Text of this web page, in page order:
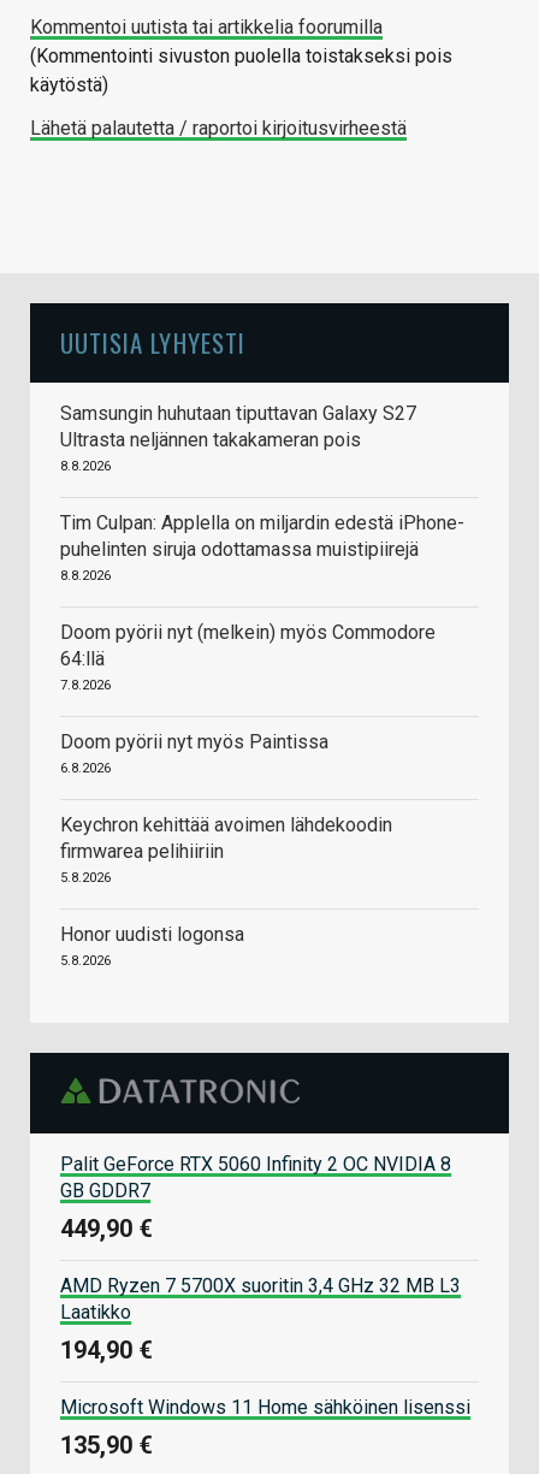
Kommentoi uutista tai artikkelia foorumilla
(Kommentointi sivuston puolella toistakseksi pois
käytöstä)
Lähetä palautetta / raportoi kirjoitusvirheestä
UUTISIA LYHYESTI
Samsungin huhutaan tiputtavan Galaxy S27
Ultrasta neljännen takakameran pois
8.8.2026
Tim Culpan: Applella on miljardin edestä iPhone-
puhelinten siruja odottamassa muistipiirejä
8.8.2026
Doom pyörii nyt (melkein) myös Commodore
64:llä
7.8.2026
Doom pyörii nyt myös Paintissa
6.8.2026
Keychron kehittää avoimen lähdekoodin
firmwarea pelihiiriin
5.8.2026
Honor uudisti logonsa
5.8.2026
Palit GeForce RTX 5060 Infinity 2 OC NVIDIA 8
GB GDDR7
449,90 €
AMD Ryzen 7 5700X suoritin 3,4 GHz 32 MB L3
Laatikko
194,90 €
Microsoft Windows 11 Home sähköinen lisenssi
135,90 €